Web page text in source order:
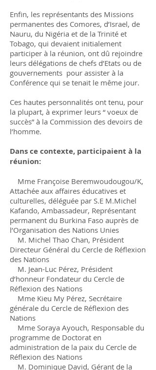
Enfin, les représentants des Missions
permanentes des Comores, d’Israel, de
Nauru, du Nigéria et de la Trinité et
Tobago, qui devaient initialement
participer à la réunion, ont dû rejoindre
leurs délégations de chefs d’Etats ou de
gouvernements pour assister à la
Conférence qui se tenait le même jour.
Ces hautes personnalités ont tenu, pour
la plupart, à exprimer leurs “ voeux de
succès” à la Commission des devoirs de
l’homme.
Dans ce contexte, participaient à la
réunion:
Mme Françoise Beremwoudougou/K,
Attachée aux affaires éducatives et
culturelles, déléguée par S.E M.Michel
Kafando, Ambassadeur, Représentant
permanent du Burkina Faso auprès de
l’Organisation des Nations Unies
M. Michel Thao Chan, Président
Directeur Général du Cercle de Réflexion
des Nations
M. Jean-Luc Pérez, Président
d’honneur Fondateur du Cercle de
Réflexion des Nations
Mme Kieu My Pérez, Secrétaire
générale du Cercle de Réflexion des
Nations
Mme Soraya Ayouch, Responsable du
programme de Doctorat en
administration de la paix du Cercle de
Réflexion des Nations
M. Dominique David, Gérant de la